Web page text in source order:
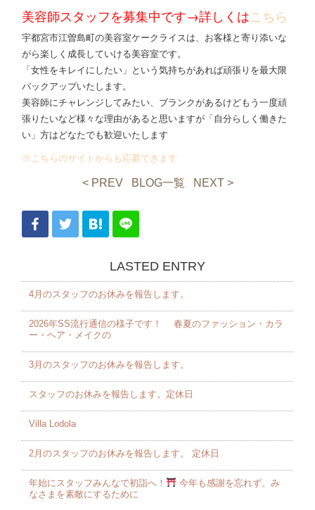
美容師スタッフを募集中です→詳しくはこちら
宇都宮市江曽島町の美容室ケークライスは、お客様と寄り添いな
がら楽しく成長していける美容室です。
「女性をキレイにしたい」という気持ちがあれば頑張りを最大限
バックアップいたします。
美容師にチャレンジしてみたい、ブランクがあるけどもう一度頑
張りたいなど様々な理由があると思いますが「自分らしく働きた
い」方はどなたでも歓迎いたします
※こちらのサイトからも応募できます
< PREV BLOG一覧 NEXT >
LASTED ENTRY
4月のスタッフのお休みを報告します。 ⁡
2026年SS流行通信の様子です！ 春夏のファッション・カラ
ー・ヘア・メイクの
3月のスタッフのお休みを報告します。 ⁡
スタッフのお休みを報告します。定休日
Villa Lodola
2月のスタッフのお休みを報告します。 定休日
年始にスタッフみんなで初詣へ！
今年も感謝を忘れず、み
なさまを素敵にするために